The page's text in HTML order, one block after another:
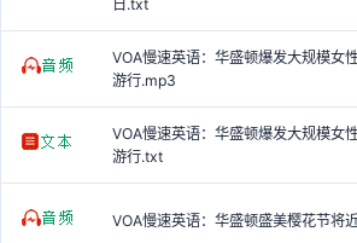
日.txt
VOA慢速英语：华盛顿爆发大规模女
游行.mp3
VOA慢速英语：华盛顿爆发大规模女
游行.txt
VOA慢速英语：华盛顿盛美樱花节将